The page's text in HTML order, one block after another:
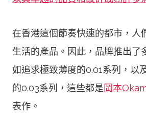
在香港這個節奏快速的都市，人
生活的產品。因此，品牌推出了
如追求極致薄度的0.01系列，以
的0.03系列，這些都是岡本
表作。